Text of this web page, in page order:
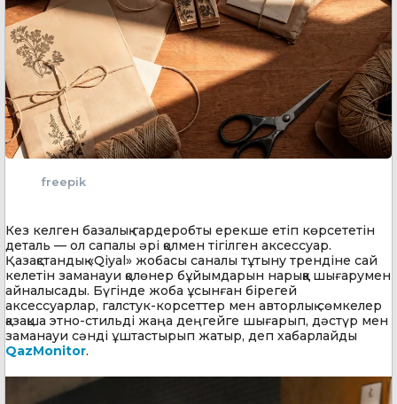
freepik
Кез келген базалық гардеробты ерекше етіп көрсететін
деталь — ол сапалы әрі қолмен тігілген аксессуар.
Қазақстандық «Qiyal» жобасы саналы тұтыну трендіне сай
келетін заманауи қолөнер бұйымдарын нарыққа шығарумен
айналысады. Бүгінде жоба ұсынған бірегей
аксессуарлар, галстук-корсеттер мен авторлық сөмкелер
қазақша этно-стильді жаңа деңгейге шығарып, дәстүр мен
заманауи сәнді ұштастырып жатыр, деп хабарлайды
QazMonitor.